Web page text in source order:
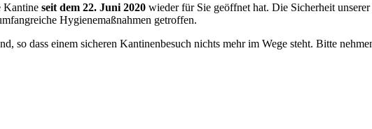
Kantine seit dem 22. Juni 2020 wieder für Sie geöffnet hat. Die Sicherheit
Hygienemaßnahmen getroffen.
so dass einem sicheren Kantinenbesuch nichts mehr im Wege steht. Bitte